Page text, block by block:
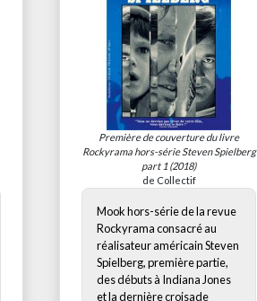
Première de couverture du livre
Rockyrama hors-série Steven Spielberg
part 1(2018)
de Collectif
Mook hors-série de la revue
Rockyrama consacré au
réalisateur américain Steven
Spielberg, première partie,
des débuts à Indiana Jones
et la dernière croisade